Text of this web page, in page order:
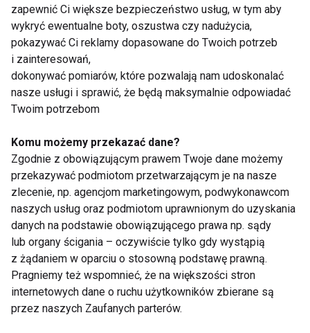
Mrożone jogurtowe
batoniki z owocami –
zdrowy deser bez
cukru, który
pokochasz tego lata
Chłodnik proteinowy z
pieczonych buraków i
upalne dni
Czy jedzenie po 20:00
naprawdę tuczy?
Dietetyk wyjaśnia, co
mówi nauka
Dlaczego po sałatce
nadal jesteś głodny?
Dietetyk wyjaśnia
najczęstsze błędy
podczas odchudzania
zapewnić Ci większe bezpieczeństwo usług, w tym aby
wykryć ewentualne boty, oszustwa czy nadużycia,
pokazywać Ci reklamy dopasowane do Twoich potrzeb
i zainteresowań,
dokonywać pomiarów, które pozwalają nam udoskonalać
nasze usługi i sprawić, że będą maksymalnie odpowiadać
Twoim potrzebom
Komu możemy przekazać dane?
Zgodnie z obowiązującym prawem Twoje dane możemy
przekazywać podmiotom przetwarzającym je na nasze
zlecenie, np. agencjom marketingowym, podwykonawcom
naszych usług oraz podmiotom uprawnionym do uzyskania
danych na podstawie obowiązującego prawa np. sądy
lub organy ścigania – oczywiście tylko gdy wystąpią
z żądaniem w oparciu o stosowną podstawę prawną.
Pragniemy też wspomnieć, że na większości stron
internetowych dane o ruchu użytkowników zbierane są
przez naszych Zaufanych parterów.